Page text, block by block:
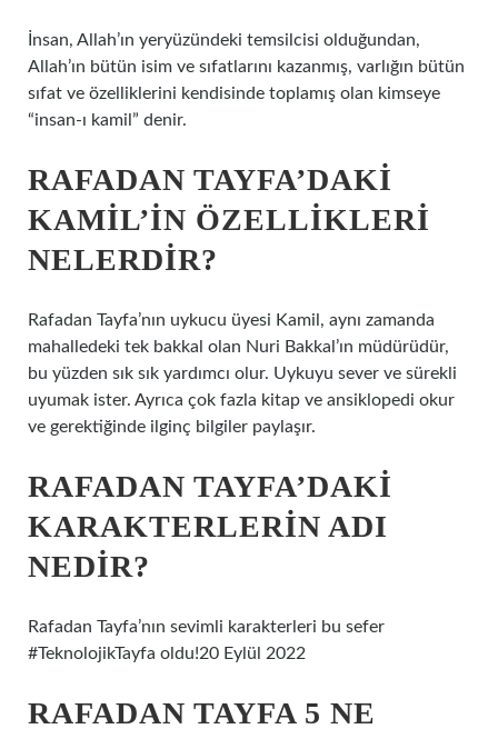
İnsan, Allah’ın yeryüzündeki temsilcisi olduğundan,
Allah’ın bütün isim ve sıfatlarını kazanmış, varlığın bütün
sıfat ve özelliklerini kendisinde toplamış olan kimseye
“insan-ı kamil” denir.
RAFADAN TAYFA’DAKI
KAMIL’IN ÖZELLIKLERI
NELERDIR?
Rafadan Tayfa’nın uykucu üyesi Kamil, aynı zamanda
mahalledeki tek bakkal olan Nuri Bakkal’ın müdürüdür,
bu yüzden sık sık yardımcı olur. Uykuyu sever ve sürekli
uyumak ister. Ayrıca çok fazla kitap ve ansiklopedi okur
ve gerektiğinde ilginç bilgiler paylaşır.
RAFADAN TAYFA’DAKI
KARAKTERLERIN ADI
NEDIR?
Rafadan Tayfa’nın sevimli karakterleri bu sefer
#TeknolojikTayfa oldu!20 Eylül 2022
RAFADAN TAYFA 5 NE